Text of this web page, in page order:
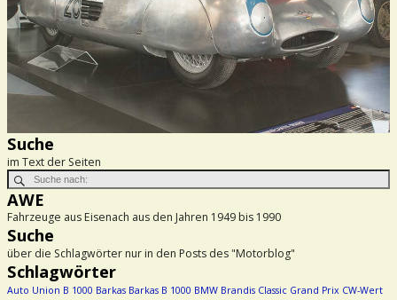
Suche
im Text der Seiten
AWE
Fahrzeuge aus Eisenach aus den Jahren 1949 bis 1990
Suche
über die Schlagwörter nur in den Posts des "Motorblog"
Schlagwörter
Auto Union B 1000 Barkas Barkas B 1000 BMW Brandis Classic Grand Prix CW-Wert